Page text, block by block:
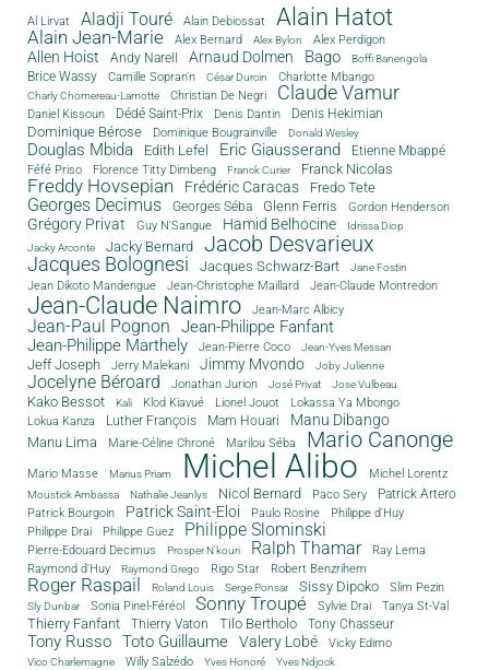
Al Lirvat Aladji Touré Alain Debiossat Alain Hatot
Alain Jean-Marie Alex Bernard Alex Bylon Alex Perdigon
Allen Hoist Andy Narell Arnaud Dolmen Bago Boffi Banengola
Brice Wassy Camille Sopran'n César Durcin Charlotte Mbango
Charly Chomereau-Lamotte Christian De Negri Claude Vamur
Daniel Kissoun Dédé Saint-Prix Denis Dantin Denis Hekimian
Dominique Bérose Dominique Bougrainville Donald Wesley
Douglas Mbida Edith Lefel Eric Giausserand Etienne Mbappé
Féfé Priso Florence Titty Dimbeng Franck Curier Franck Nicolas
Freddy Hovsepian Frédéric Caracas Fredo Tete
Georges Decimus Georges Séba Glenn Ferris Gordon Henderson
Grégory Privat Guy N'Sangue Hamid Belhocine
Idrissa Diop
Jacky Arconte
Jacky Bernard Jacob Desvarieux
Jacques Bolognesi Jacques Schwarz-Bart Jane Fostin
Jean Dikoto Mandengue Jean-Christophe Maillard Jean-Claude Montredon
Jean-Claude Naimro Jean-Marc Albicy
Jean-Paul Pognon
Jean-Philippe Fanfant
Jean-Philippe Marthely
Jean-Pierre Coco Jean-Yves Messan
Jeff Joseph Jerry Malekani Jimmy Mvondo Joby Julienne
Jocelyne Béroard Jonathan Jurion José Privat Jose Vulbeau
Kako Bessot Kali Klod Kiavué Lionel Jouot
Lokassa Ya Mbongo
Lokua Kanza
Luther François Mam Houari Manu Dibango
Manu Lima Marie-Céline Chroné Marilou Séba Mario Canonge
Mario Masse Marius Priam Michel Alibo Michel Lorentz
Moustick Ambassa Nathalie Jeanlys Nicol Bernard Paco Sery
Patrick Artero
Patrick Bourgoin
Patrick Saint-Eloi Paulo Rosine
Philippe d'Huy
Philippe Drai
Philippe Guez Philippe Slominski
Pierre-Edouard Decimus Prosper N'kouri Ralph Thamar
Ray Lema
Raymond d'Huy
Raymond Grego Rigo Star Robert Benzrihem
Roger Raspail Roland Louis Serge Ponsar Sissy Dipoko Slim Pezin
Sly Dunbar Sonia Pinel-Féréol Sonny Troupé Sylvie Drai Tanya St-Val
Thierry Fanfant Thierry Vaton Tilo Bertholo Tony Chasseur
Tony Russo Toto Guillaume Valery Lobé Vicky Edimo
Vico Charlemagne Willy Salzédo Yves Honoré Yves Ndjock